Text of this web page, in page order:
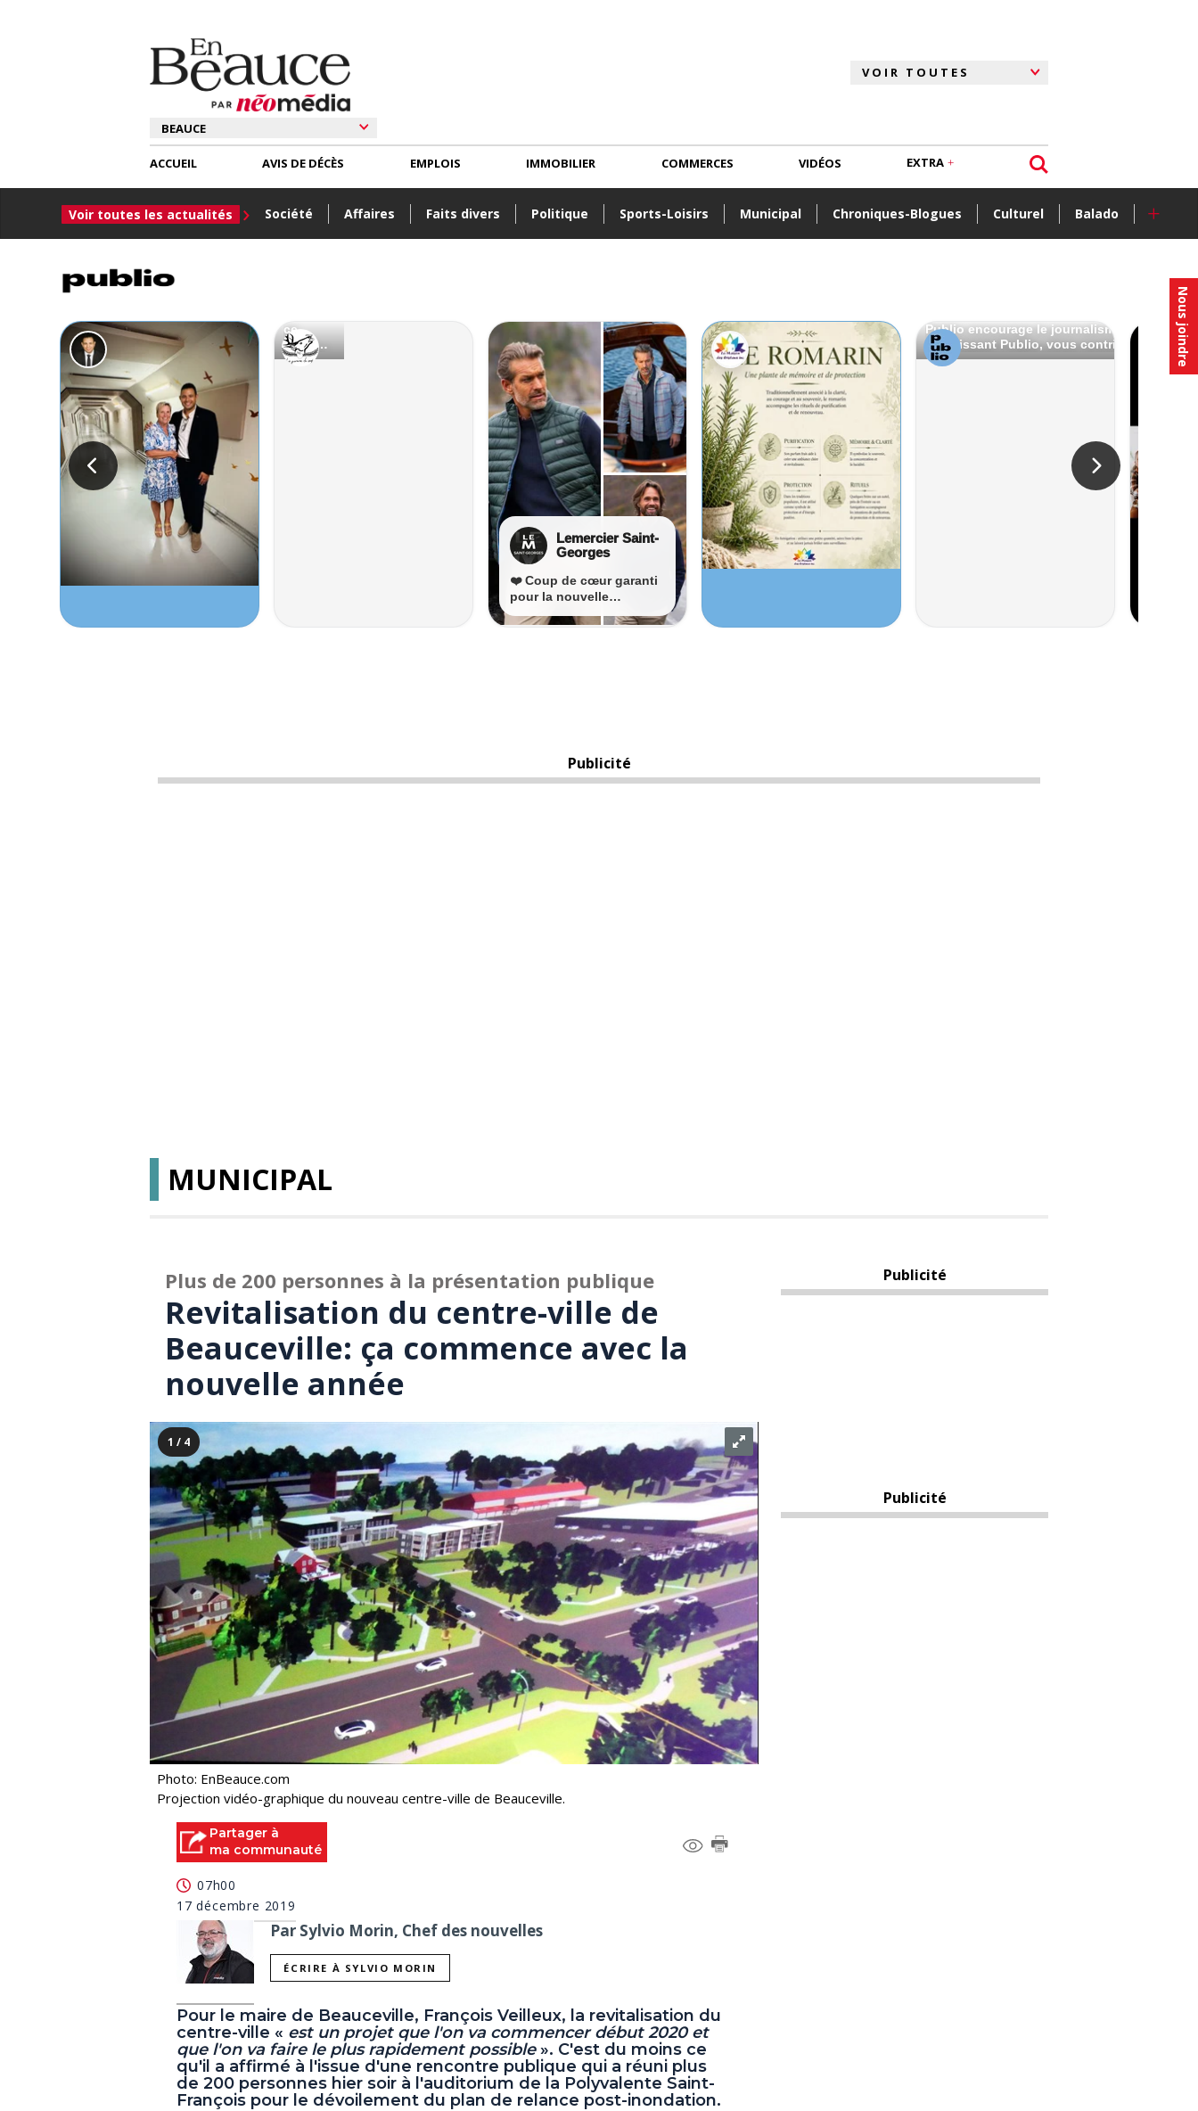
Nous joindre
ACCUEIL
Voir toutes les actualités Société Affaires Faits divers Politique Sports-Loisirs Municipal Chroniques-Blogues Culturel Balado +
AVIS DE DÉCÈS EMPLOIS IMMOBILIER COMMERCES VIDÉOS EXTRA
Publicité
MUNICIPAL
Plus de 200 personnes à la présentation publique
Revitalisation du centre-ville de
Beauceville: ça commence avec la
nouvelle année
1 / 4
Photo: EnBeauce.com
Projection vidéo-graphique du nouveau centre-ville de Beauceville.
Partager à
ma communauté
07h00
17 décembre 2019
Par Sylvio Morin, Chef des nouvelles
ÉCRIRE À SYLVIO MORIN
Pour le maire de Beauceville, François Veilleux, la revitalisation du
centre-ville « est un projet que l'on va commencer début 2020 et
que l'on va faire le plus rapidement possible». C'est du moins ce
qu'il a affirmé à l'issue d'une rencontre publique qui a réuni plus
de 200 personnes hier soir à l'auditorium de la Polyvalente Saint-
François pour le dévoilement du plan de relance post-inondation.
Publicité
Publicité